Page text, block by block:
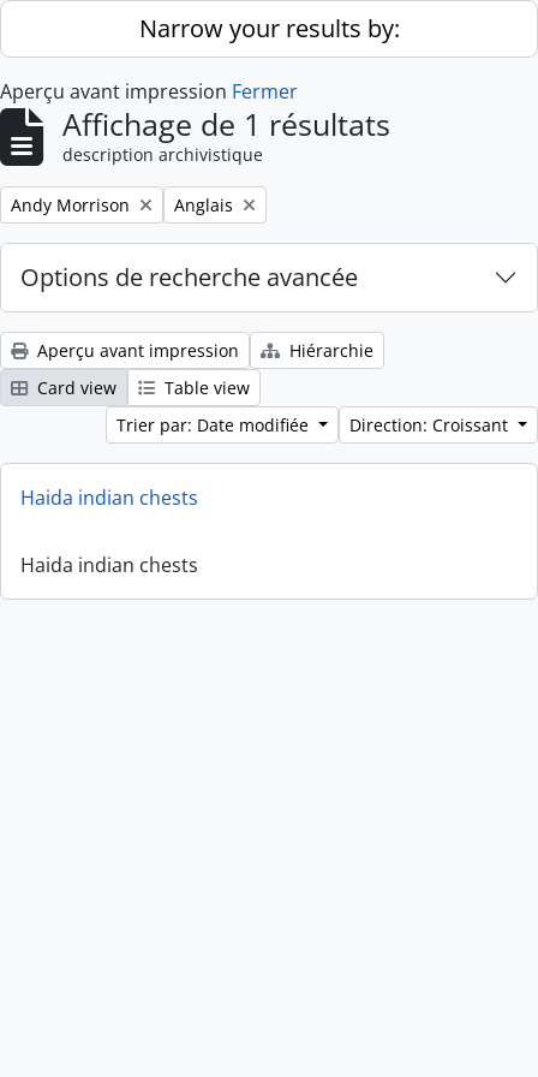
Skip to main contentNarrow your results by:
Aperçu avant impression Fermer
Affichage de 1 résultats
description archivistique
Remove filter:
Andy Morrison Remove filter:
Anglais
Options de recherche avancée
Aperçu avant impression
Hiérarchie
Card view
Table view
Trier par: Date modifiée
Direction: Croissant
Haida indian chests
Haida indian chests